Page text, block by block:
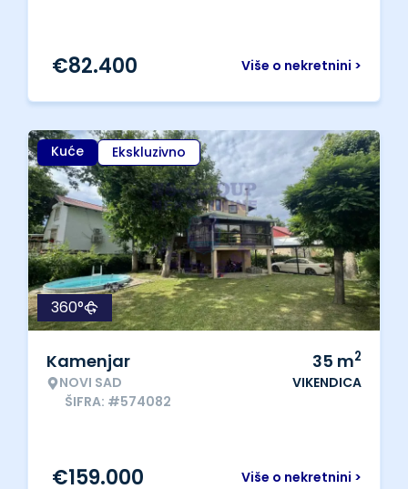
Više o nekretnini >
€82.400
Kuće Ekskluzivno
360°
Kamenjar
NOVI SAD
ŠIFRA: #574082
35 m2
VIKENDICA
Više o nekretnini >
€159.000